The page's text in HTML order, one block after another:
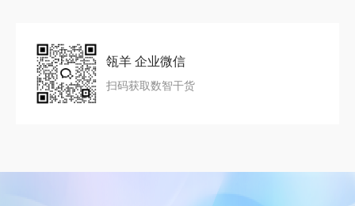
瓴羊 企业微信
扫码获取数智干货